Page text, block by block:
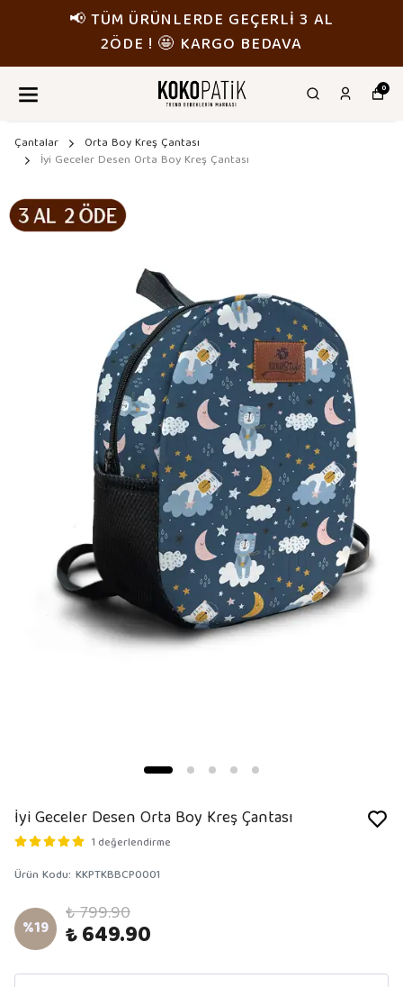
📢 TÜM ÜRÜNLERDE GEÇERLİ 3
2ÖDE ! 🤩 KARGO BEDAVA
0
Çantalar
Orta Boy Kreş Çantası
İyi Geceler Desen Orta Boy Kreş Çantası
İyi Geceler Desen Orta Boy Kreş Çantası
1 değerlendirme
Ürün Kodu: KKPTKBBCP0001
%19 ₺ 799.90
₺ 649.90